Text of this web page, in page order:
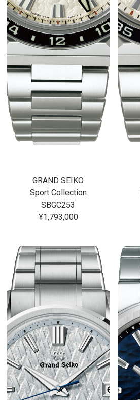
GRAND SEIKO
Sport Collection
SBGC253
¥1,793,000